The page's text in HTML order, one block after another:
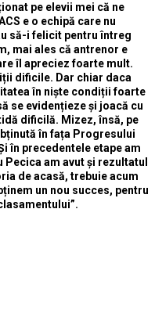
pe elevii mei că ne
e o echipă care nu
să-i felicit pentru întreg
mai ales că antrenor e
îl apreciez foarte mult.
dificile. Dar chiar daca
în niște condiții foarte
se evidențieze și joacă cu
dificilă. Mizez, însă, pe
în fața Progresului
în precedentele etape am
am avut și rezultatul
de acasă, trebuie acum
un nou succes, pentru